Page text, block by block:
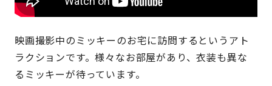
映画撮影中のミッキーのお宅に訪問するというアト
ラクションです。様々なお部屋があり、衣装も異な
るミッキーが待っています。